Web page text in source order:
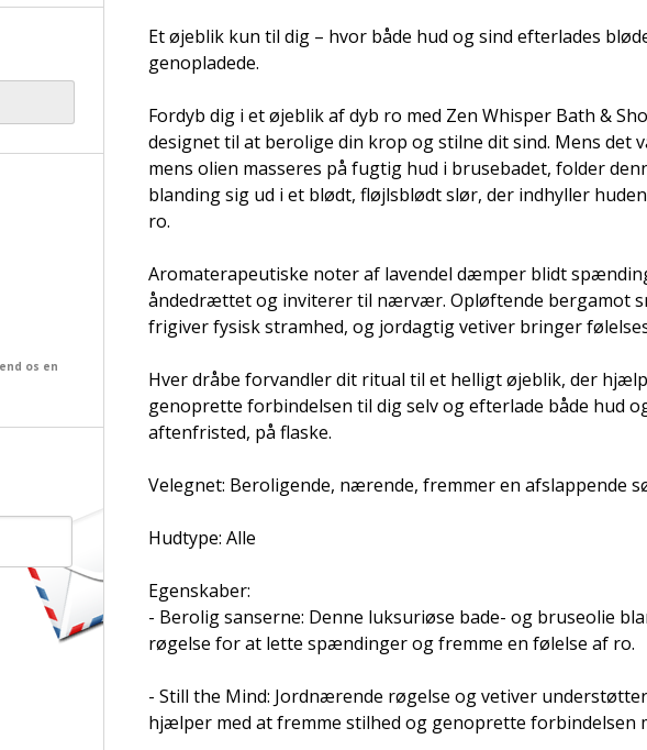
Et øjeblik kun til dig – hvor både hud og sind efterlades
genopladede.
Fordyb dig i et øjeblik af dyb ro med Zen Whisper Bath &
designet til at berolige din krop og stilne dit sind. Mens det
mens olien masseres på fugtig hud i brusebadet, folder
blanding sig ud i et blødt, fløjlsblødt slør, der indhyller
ro.
Aromaterapeutiske noter af lavendel dæmper blidt
åndedrættet og inviterer til nærvær. Opløftende bergamot
frigiver fysisk stramhed, og jordagtig vetiver bringer
Hver dråbe forvandler dit ritual til et helligt øjeblik, der
genoprette forbindelsen til dig selv og efterlade både hud
aftenfristed, på flaske.
Velegnet: Beroligende, nærende, fremmer en afslappende
Hudtype: Alle
Egenskaber:
- Berolig sanserne: Denne luksuriøse bade- og bruseolie
røgelse for at lette spændinger og fremme en følelse af ro.
- Still the Mind: Jordnærende røgelse og vetiver
hjælper med at fremme stilhed og genoprette forbindelsen
os en